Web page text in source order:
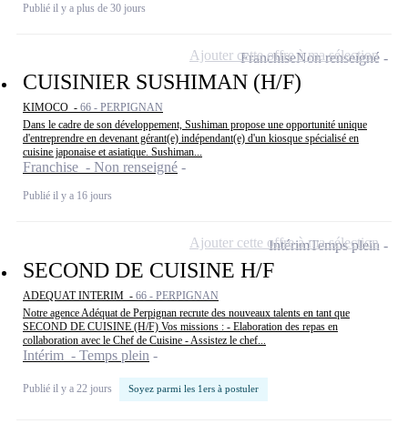
Publié il y a plus de 30 jours
CUISINIER SUSHIMAN (H/F)
KIMOCO - 66 - PERPIGNAN
Dans le cadre de son développement, Sushiman propose une opportunité unique
d'entreprendre en devenant gérant(e) indépendant(e) d'un kiosque spécialisé en
cuisine japonaise et asiatique. Sushiman...
Franchise - Non renseigné
Publié il y a 16 jours
FranchiseNon renseigné
Ajouter cette offre à ma sélection
SECOND DE CUISINE H/F
ADEQUAT INTERIM - 66 - PERPIGNAN
Notre agence Adéquat de Perpignan recrute des nouveaux talents en tant que
SECOND DE CUISINE (H/F) Vos missions : - Elaboration des repas en
collaboration avec le Chef de Cuisine - Assistez le chef...
Intérim - Temps plein
Publié il y a 22 jours Soyez parmi les 1ers à postuler
IntérimTemps plein
Ajouter cette offre à ma sélection